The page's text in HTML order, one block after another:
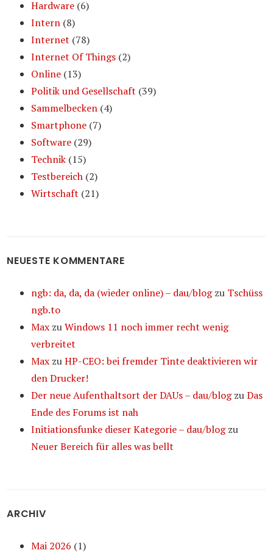
Hardware (6)
Intern (8)
Internet (78)
Internet Of Things (2)
Online (13)
Politik und Gesellschaft (39)
Sammelbecken (4)
Smartphone (7)
Software (29)
Technik (15)
Testbereich (2)
Wirtschaft (21)
NEUESTE KOMMENTARE
ngb: da, da, da (wieder online) – dau/blogzu Tschüss
ngb.to
Max zuWindows 11 noch immer recht wenig
verbreitet
Max zuHP-CEO: bei fremder Tinte deaktivieren wir
den Drucker!
Der neue Aufenthaltsort der DAUs – dau/blogzuDas
Ende des Forums ist nah
Initiationsfunke dieser Kategorie – dau/blogzu
Neuer Bereich für alles was bellt
ARCHIV
Mai 2026 (1)